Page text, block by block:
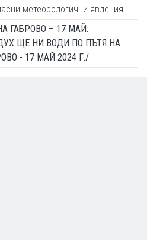
метеорологични явления
ГАБРОВО – 17 МАЙ:
ЩЕ НИ ВОДИ ПО ПЪТЯ НА
- 17 МАЙ 2024 Г./